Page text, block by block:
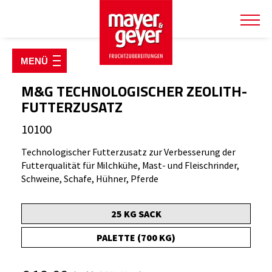
SHOP & PRODUKTE
TIERWOHLSHOP
Boli
Drenches
Ergänzungsfuttermittel
Pferd
M&G TECHNOLOGISCHER ZEOLITH-
FUTTERZUSATZ
10100
Technologischer Futterzusatz zur Verbesserung der
Futterqualität für Milchkühe, Mast- und Fleischrinder,
Schweine, Schafe, Hühner, Pferde
25 KG SACK
PALETTE (700 KG)